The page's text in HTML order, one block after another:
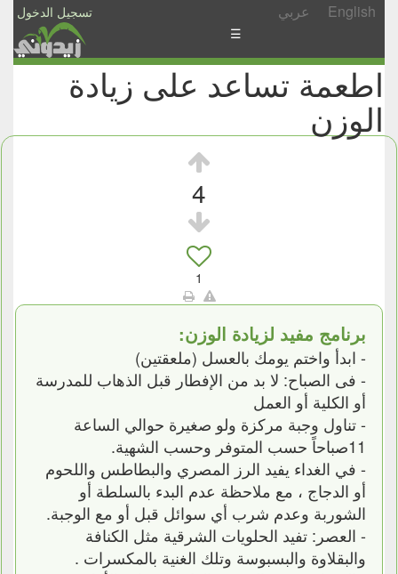
تسجيل الدخول عربي English
الأخبار
والمشاركات
☰
اطعمة تساعد على زيادة
الوزن
4
1
برنامج مفيد لزيادة الوزن:
- ابدأ واختم يومك بالعسل (ملعقتين)
- فى الصباح: لا بد من الإفطار قبل الذهاب للمدرسة
أو الكلية أو العمل
- تناول وجبة مركزة ولو صغيرة حوالي الساعة
11صباحاً حسب المتوفر وحسب الشهية.
- في الغداء يفيد الرز المصري والبطاطس واللحوم
أو الدجاج ، مع ملاحظة عدم البدء بالسلطة أو
الشوربة وعدم شرب أي سوائل قبل أو مع الوجبة.
- العصر: تفيد الحلويات الشرقية مثل الكنافة
والبقلاوة والبسبوسة وتلك الغنية بالمكسرات .